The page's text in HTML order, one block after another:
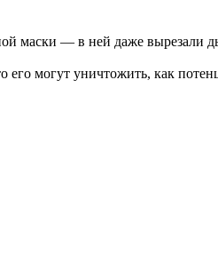
маски — в ней даже вырезали
могут уничтожить, как